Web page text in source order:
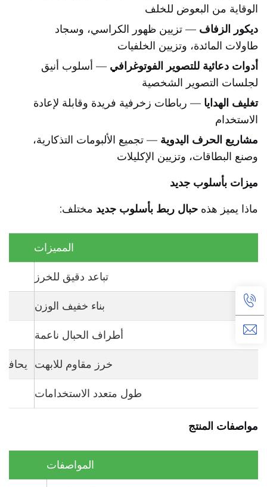
الوقاية من البعوض للخلف
ديكور الزفاف — تزيين ظهور الكراسي، وسجاد
طاولات المائدة، وتزيين الخلفيات
أدوات دعائية للتصوير الفوتوغرافي — أسلوب أنيق
لجلسات التصوير الشخصية
تغليف الهدايا — رباطات زخرفية فريدة وقابلة لإعادة
الاستخدام
مشاريع الحرف اليدوية — تجميع الألبومات التذكارية،
وصنع البطاقات، وتزيين الإكليلات
ميزات بأسلوب جديد
ماذا يميز هذه حبال ربط بأسلوب جديد مختلف:
المميزات
تباعد دقيق للخرز
بناء خفيف الوزن
أطراف الحبال ناعمة
خرز مقاوم للابهت
طول متعدد الاستخدامات
مواصفات المنتج
المواصفات